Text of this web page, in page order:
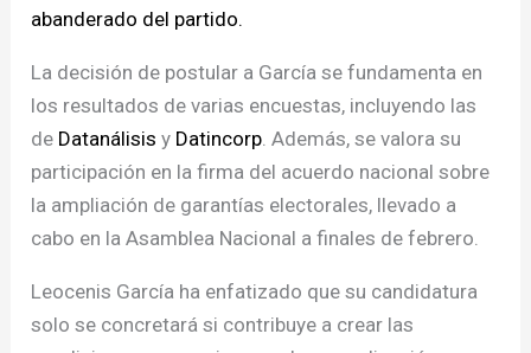
abanderado del partido.
La decisión de postular a García se fundamenta en
los resultados de varias encuestas, incluyendo las
de Datanálisis y Datincorp. Además, se valora su
participación en la firma del acuerdo nacional sobre
la ampliación de garantías electorales, llevado a
cabo en la Asamblea Nacional a finales de febrero.
Leocenis García ha enfatizado que su candidatura
solo se concretará si contribuye a crear las